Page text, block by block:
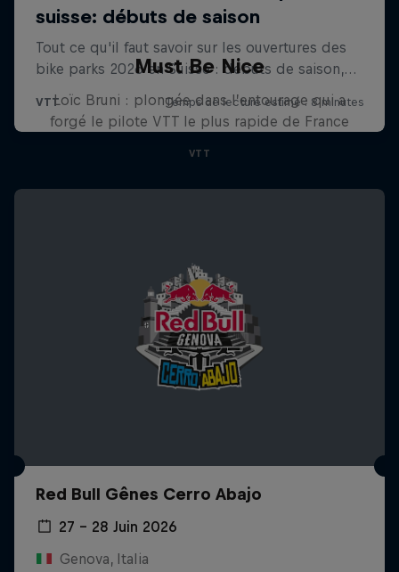
Must Be Nice
Loïc Bruni : plongée dans l’entourage qui a
forgé le pilote VTT le plus rapide de France
VTT
Red Bull Gênes Cerro Abajo
27 – 28 Juin 2026
Genova, Italia